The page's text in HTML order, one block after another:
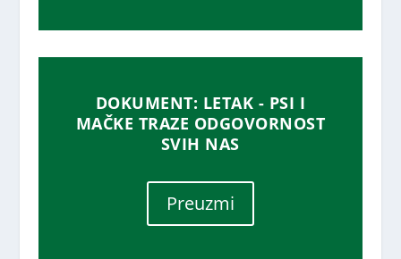
DOKUMENT: LETAK - PSI I
MAČKE TRAZE ODGOVORNOST
SVIH NAS
Preuzmi